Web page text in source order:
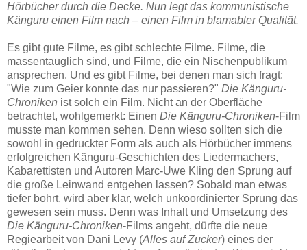
Hörbücher durch die Decke. Nun legt das kommunistische
Känguru einen Film nach – einen Film in blamabler Qualität.
Es gibt gute Filme, es gibt schlechte Filme. Filme, die
massentauglich sind, und Filme, die ein Nischenpublikum
ansprechen. Und es gibt Filme, bei denen man sich fragt:
"Wie zum Geier konnte das nur passieren?" Die Känguru-
Chroniken ist solch ein Film. Nicht an der Oberfläche
betrachtet, wohlgemerkt: Einen Die Känguru-Chroniken-Film
musste man kommen sehen. Denn wieso sollten sich die
sowohl in gedruckter Form als auch als Hörbücher immens
erfolgreichen Känguru-Geschichten des Liedermachers,
Kabarettisten und Autoren Marc-Uwe Kling den Sprung auf
die große Leinwand entgehen lassen? Sobald man etwas
tiefer bohrt, wird aber klar, welch unkoordinierter Sprung das
gewesen sein muss. Denn was Inhalt und Umsetzung des
Die Känguru-Chroniken-Films angeht, dürfte die neue
Regiearbeit von Dani Levy (Alles auf Zucker) eines der